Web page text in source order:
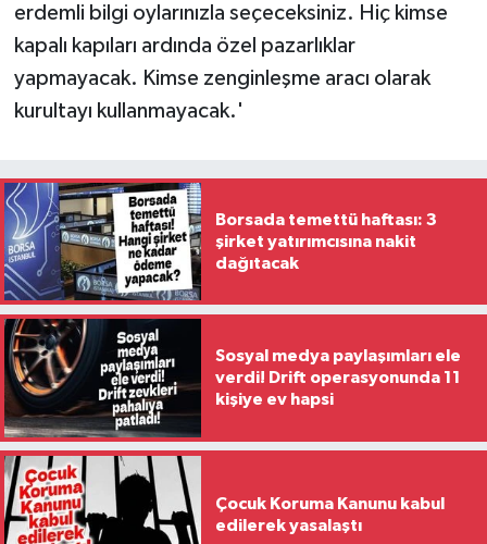
erdemli bilgi oylarınızla seçeceksiniz. Hiç kimse
kapalı kapıları ardında özel pazarlıklar
yapmayacak. Kimse zenginleşme aracı olarak
kurultayı kullanmayacak.'
Borsada temettü haftası: 3
şirket yatırımcısına nakit
dağıtacak
Sosyal medya paylaşımları ele
verdi! Drift operasyonunda 11
kişiye ev hapsi
Çocuk Koruma Kanunu kabul
edilerek yasalaştı